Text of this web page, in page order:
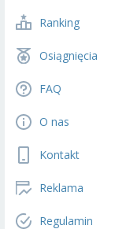
Ranking
Osiągnięcia
FAQ
O nas
Kontakt
Reklama
Regulamin